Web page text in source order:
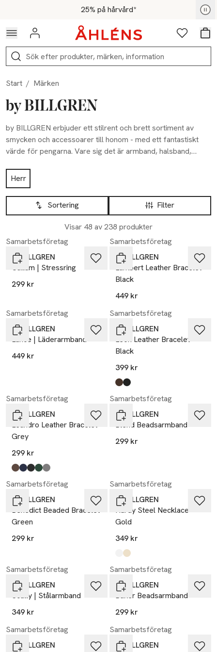
Hoppa till navigationsmenyn25% på hårvård*
För medlemmar - Shoppa nu
Logga in Favoriter
Sök
Start / Märken
by BILLGREN
by BILLGREN erbjuder ett stilrent och brett sortiment av
smycken och accessoarer till honom - med ett fantastiskt
värde för pengarna. Vare sig det är armband, halsband,
en vision om att alla ska kunna variera sina accessoarer efter
humör, tillfälle och plats. Därför kan de bäras på såväl
formella tillställningar som avslappnade dagar tillsammans
med nära och kära.
Hoppa till produktsidan
Herr
Hoppa till produktsidan
Filter
Sortering
Visar 48 av 238 produkter
Lista över produkter
Samarbetsföretag
by BILLGREN
Callum | Stressring
299 kr
Samarbetsföretag
by BILLGREN
Lambert Leather Bracelet
Black
449 kr
Samarbetsföretag
by BILLGREN
Lance | Läderarmband
449 kr
Samarbetsföretag
by BILLGREN
Leon Leather Bracelet
Black
399 kr
Produkten finns i färgerna:
brun,
svart
Samarbetsföretag
by BILLGREN
Leandro Leather Bracelet
Grey
299 kr
Produkten finns i färgerna:
brun,
blå,
svart,
grön,
grå,
Samarbetsföretag
by BILLGREN
Blend Beadsarmband
299 kr
Samarbetsföretag
by BILLGREN
Benedict Beaded Bracelet
Green
299 kr
Samarbetsföretag
by BILLGREN
Hardy Steel Necklace
Gold
349 kr
Produkten finns i färgerna:
stål,
guld,
Samarbetsföretag
by BILLGREN
Scully | Stålarmband
349 kr
Samarbetsföretag
by BILLGREN
Baker Beadsarmband
299 kr
Samarbetsföretag
by BILLGREN
Samarbetsföretag
by BILLGREN